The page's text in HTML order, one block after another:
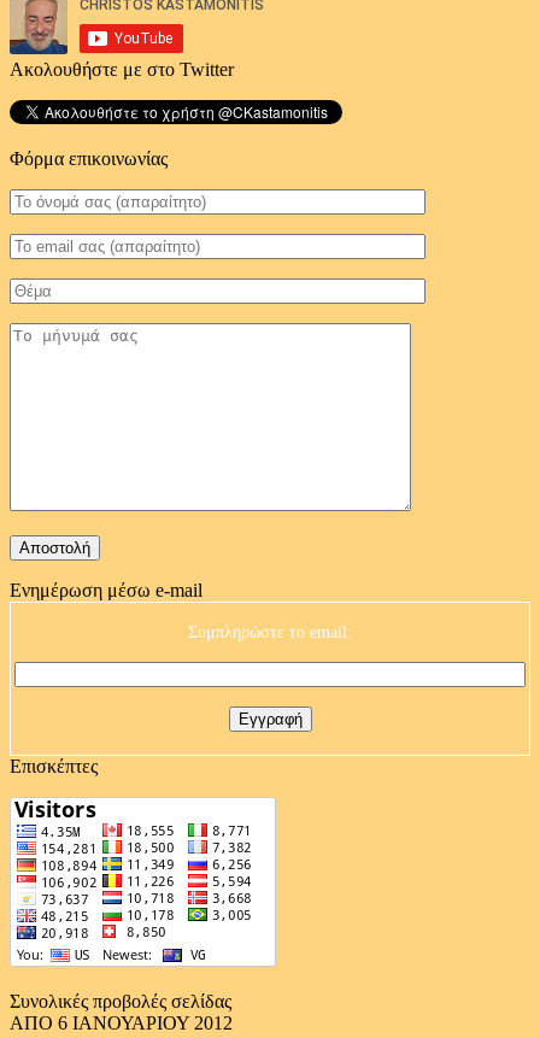
Ακολουθήστε με στο Twitter
Φόρμα επικοινωνίας
Ενημέρωση μέσω e-mail
Συμπληρώστε το email:
Επισκέπτες
Συνολικές προβολές σελίδας
ΑΠΟ 6 ΙΑΝΟΥΑΡΙΟΥ 2012